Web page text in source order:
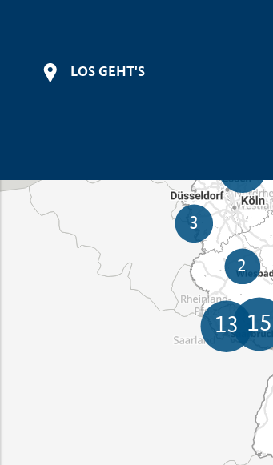
LOS GEHT'S